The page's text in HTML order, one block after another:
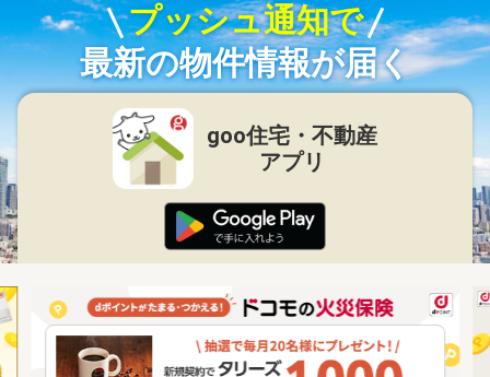
プッシュ通知で
最新の物件情報が届く
goo住宅・不動産
アプリ